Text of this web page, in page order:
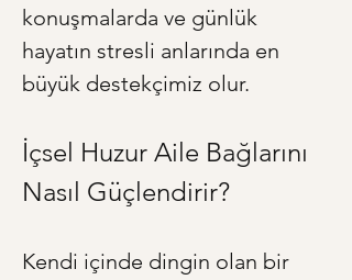
konuşmalarda ve günlük
hayatın stresli anlarında en
büyük destekçimiz olur.
İçsel Huzur Aile Bağlarını
Nasıl Güçlendirir?
Kendi içinde dingin olan bir